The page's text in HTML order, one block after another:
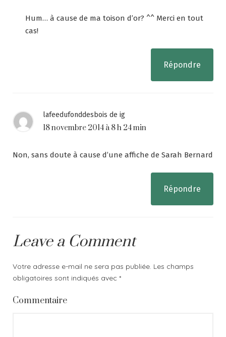
Hum… à cause de ma toison d’or? ^^ Merci en tout
cas!
Répondre
lafeedufonddesbois de ig
18 novembre 2014 à 8 h 24 min
Non, sans doute à cause d’une affiche de Sarah Bernard
Répondre
Leave a Comment
Votre adresse e-mail ne sera pas publiée. Les champs
obligatoires sont indiqués avec *
Commentaire